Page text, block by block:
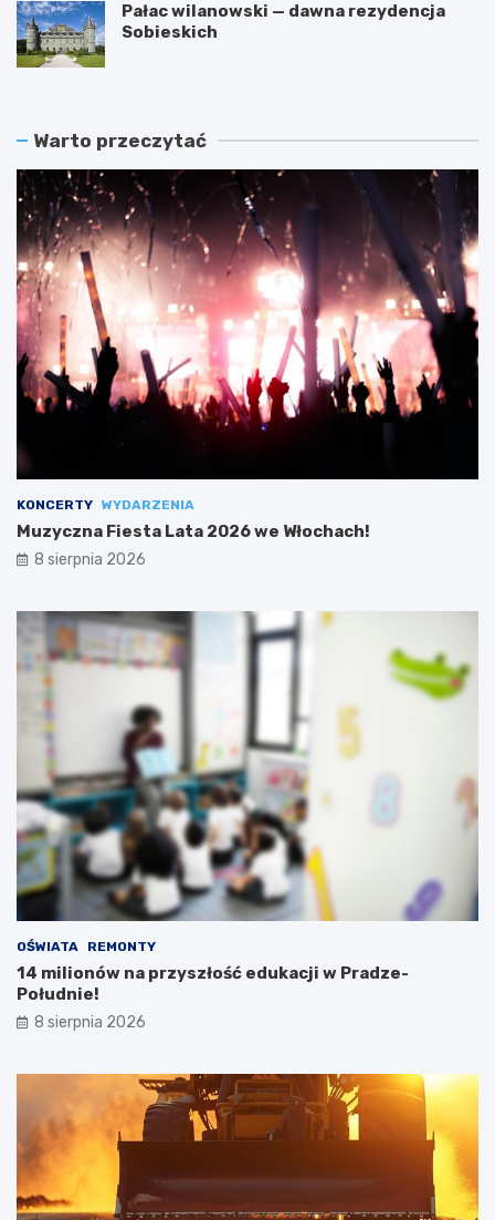
Pałac wilanowski — dawna rezydencja
Sobieskich
Warto przeczytać
KONCERTY WYDARZENIA
Muzyczna Fiesta Lata 2026 we Włochach!
8 sierpnia 2026
OŚWIATA REMONTY
14 milionów na przyszłość edukacji w Pradze-
Południe!
8 sierpnia 2026